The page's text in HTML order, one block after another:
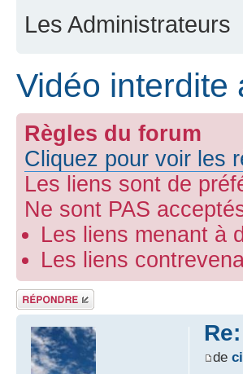
Les Administrateurs
Vidéo interdite
Règles du forum
Cliquez pour voir les
Les liens sont de
Ne sont PAS
Les liens menant à
Les liens
Répondre
de